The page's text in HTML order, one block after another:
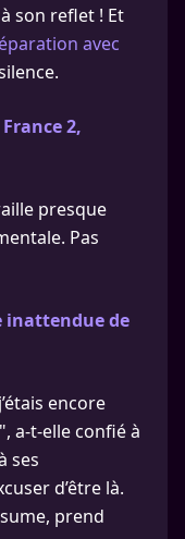
son reflet ! Et
avec
2,
presque
Pas
inattendue de
encore
a-t-elle confié à
ses
d’être là.
prend